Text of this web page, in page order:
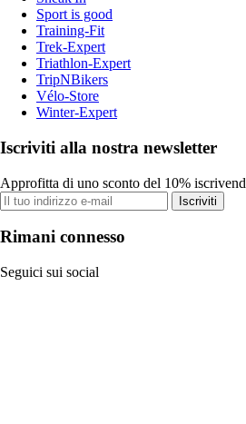
Sport is good
Training-Fit
Trek-Expert
Triathlon-Expert
TripNBikers
Vélo-Store
Winter-Expert
Iscriviti alla nostra newsletter
Approfitta di uno sconto del 10%
Iscriviti
Rimani connesso
Seguici sui social